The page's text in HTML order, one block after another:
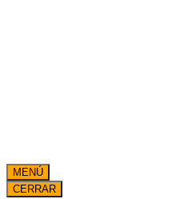
MENÚ
CERRAR